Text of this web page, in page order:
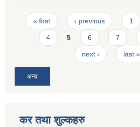
Pages
« first ‹ previous 1
4 5 6 7
next › last »
अन्य
कर तथा शुल्कहरु